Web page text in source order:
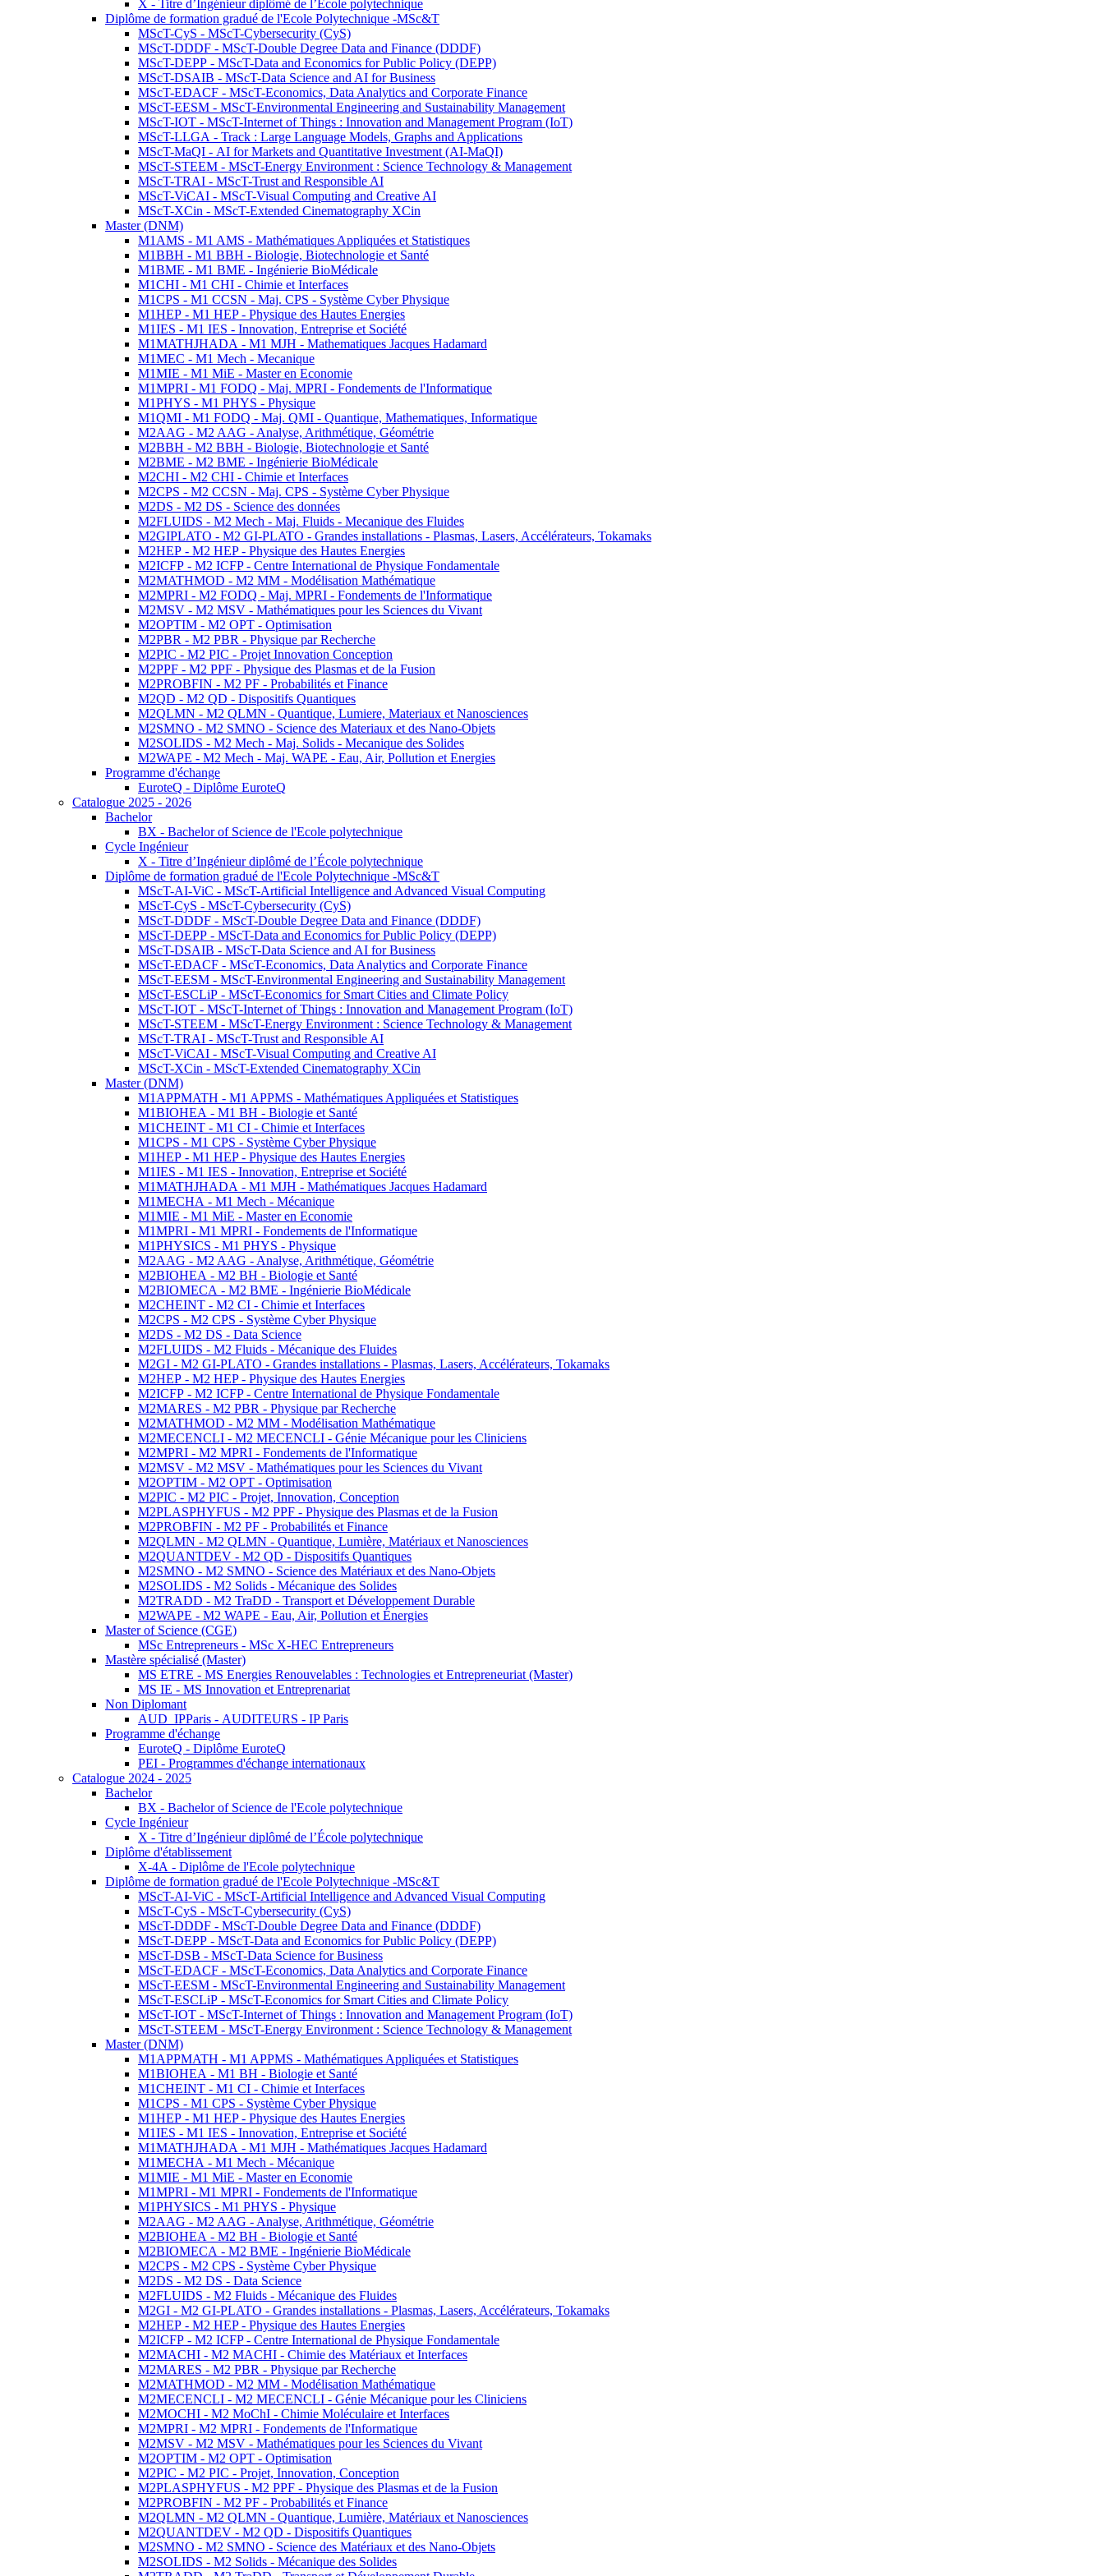
X - Titre d’Ingénieur diplômé de l’École polytechnique
Diplôme de formation gradué de l'Ecole Polytechnique -MSc&T
MScT-CyS - MScT-Cybersecurity (CyS)
MScT-DDDF - MScT-Double Degree Data and Finance (DDDF)
MScT-DEPP - MScT-Data and Economics for Public Policy (DEPP)
MScT-DSAIB - MScT-Data Science and AI for Business
MScT-EDACF - MScT-Economics, Data Analytics and Corporate Finance
MScT-EESM - MScT-Environmental Engineering and Sustainability Management
MScT-IOT - MScT-Internet of Things : Innovation and Management Program (IoT)
MScT-LLGA - Track : Large Language Models, Graphs and Applications
MScT-MaQI - AI for Markets and Quantitative Investment (AI-MaQI)
MScT-STEEM - MScT-Energy Environment : Science Technology & Management
MScT-TRAI - MScT-Trust and Responsible AI
MScT-ViCAI - MScT-Visual Computing and Creative AI
MScT-XCin - MScT-Extended Cinematography XCin
Master (DNM)
M1AMS - M1 AMS - Mathématiques Appliquées et Statistiques
M1BBH - M1 BBH - Biologie, Biotechnologie et Santé
M1BME - M1 BME - Ingénierie BioMédicale
M1CHI - M1 CHI - Chimie et Interfaces
M1CPS - M1 CCSN - Maj. CPS - Système Cyber Physique
M1HEP - M1 HEP - Physique des Hautes Energies
M1IES - M1 IES - Innovation, Entreprise et Société
M1MATHJHADA - M1 MJH - Mathematiques Jacques Hadamard
M1MEC - M1 Mech - Mecanique
M1MIE - M1 MiE - Master en Economie
M1MPRI - M1 FODQ - Maj. MPRI - Fondements de l'Informatique
M1PHYS - M1 PHYS - Physique
M1QMI - M1 FODQ - Maj. QMI - Quantique, Mathematiques, Informatique
M2AAG - M2 AAG - Analyse, Arithmétique, Géométrie
M2BBH - M2 BBH - Biologie, Biotechnologie et Santé
M2BME - M2 BME - Ingénierie BioMédicale
M2CHI - M2 CHI - Chimie et Interfaces
M2CPS - M2 CCSN - Maj. CPS - Système Cyber Physique
M2DS - M2 DS - Science des données
M2FLUIDS - M2 Mech - Maj. Fluids - Mecanique des Fluides
M2GIPLATO - M2 GI-PLATO - Grandes installations - Plasmas, Lasers, Accélérateurs, Tokamaks
M2HEP - M2 HEP - Physique des Hautes Energies
M2ICFP - M2 ICFP - Centre International de Physique Fondamentale
M2MATHMOD - M2 MM - Modélisation Mathématique
M2MPRI - M2 FODQ - Maj. MPRI - Fondements de l'Informatique
M2MSV - M2 MSV - Mathématiques pour les Sciences du Vivant
M2OPTIM - M2 OPT - Optimisation
M2PBR - M2 PBR - Physique par Recherche
M2PIC - M2 PIC - Projet Innovation Conception
M2PPF - M2 PPF - Physique des Plasmas et de la Fusion
M2PROBFIN - M2 PF - Probabilités et Finance
M2QD - M2 QD - Dispositifs Quantiques
M2QLMN - M2 QLMN - Quantique, Lumiere, Materiaux et Nanosciences
M2SMNO - M2 SMNO - Science des Materiaux et des Nano-Objets
M2SOLIDS - M2 Mech - Maj. Solids - Mecanique des Solides
M2WAPE - M2 Mech - Maj. WAPE - Eau, Air, Pollution et Energies
Programme d'échange
EuroteQ - Diplôme EuroteQ
Catalogue 2025 - 2026
Bachelor
BX - Bachelor of Science de l'Ecole polytechnique
Cycle Ingénieur
X - Titre d’Ingénieur diplômé de l’École polytechnique
Diplôme de formation gradué de l'Ecole Polytechnique -MSc&T
MScT-AI-ViC - MScT-Artificial Intelligence and Advanced Visual Computing
MScT-CyS - MScT-Cybersecurity (CyS)
MScT-DDDF - MScT-Double Degree Data and Finance (DDDF)
MScT-DEPP - MScT-Data and Economics for Public Policy (DEPP)
MScT-DSAIB - MScT-Data Science and AI for Business
MScT-EDACF - MScT-Economics, Data Analytics and Corporate Finance
MScT-EESM - MScT-Environmental Engineering and Sustainability Management
MScT-ESCLiP - MScT-Economics for Smart Cities and Climate Policy
MScT-IOT - MScT-Internet of Things : Innovation and Management Program (IoT)
MScT-STEEM - MScT-Energy Environment : Science Technology & Management
MScT-TRAI - MScT-Trust and Responsible AI
MScT-ViCAI - MScT-Visual Computing and Creative AI
MScT-XCin - MScT-Extended Cinematography XCin
Master (DNM)
M1APPMATH - M1 APPMS - Mathématiques Appliquées et Statistiques
M1BIOHEA - M1 BH - Biologie et Santé
M1CHEINT - M1 CI - Chimie et Interfaces
M1CPS - M1 CPS - Système Cyber Physique
M1HEP - M1 HEP - Physique des Hautes Energies
M1IES - M1 IES - Innovation, Entreprise et Société
M1MATHJHADA - M1 MJH - Mathématiques Jacques Hadamard
M1MECHA - M1 Mech - Mécanique
M1MIE - M1 MiE - Master en Economie
M1MPRI - M1 MPRI - Fondements de l'Informatique
M1PHYSICS - M1 PHYS - Physique
M2AAG - M2 AAG - Analyse, Arithmétique, Géométrie
M2BIOHEA - M2 BH - Biologie et Santé
M2BIOMECA - M2 BME - Ingénierie BioMédicale
M2CHEINT - M2 CI - Chimie et Interfaces
M2CPS - M2 CPS - Système Cyber Physique
M2DS - M2 DS - Data Science
M2FLUIDS - M2 Fluids - Mécanique des Fluides
M2GI - M2 GI-PLATO - Grandes installations - Plasmas, Lasers, Accélérateurs, Tokamaks
M2HEP - M2 HEP - Physique des Hautes Energies
M2ICFP - M2 ICFP - Centre International de Physique Fondamentale
M2MARES - M2 PBR - Physique par Recherche
M2MATHMOD - M2 MM - Modélisation Mathématique
M2MECENCLI - M2 MECENCLI - Génie Mécanique pour les Cliniciens
M2MPRI - M2 MPRI - Fondements de l'Informatique
M2MSV - M2 MSV - Mathématiques pour les Sciences du Vivant
M2OPTIM - M2 OPT - Optimisation
M2PIC - M2 PIC - Projet, Innovation, Conception
M2PLASPHYFUS - M2 PPF - Physique des Plasmas et de la Fusion
M2PROBFIN - M2 PF - Probabilités et Finance
M2QLMN - M2 QLMN - Quantique, Lumière, Matériaux et Nanosciences
M2QUANTDEV - M2 QD - Dispositifs Quantiques
M2SMNO - M2 SMNO - Science des Matériaux et des Nano-Objets
M2SOLIDS - M2 Solids - Mécanique des Solides
M2TRADD - M2 TraDD - Transport et Développement Durable
M2WAPE - M2 WAPE - Eau, Air, Pollution et Énergies
Master of Science (CGE)
MSc Entrepreneurs - MSc X-HEC Entrepreneurs
Mastère spécialisé (Master)
MS ETRE - MS Energies Renouvelables : Technologies et Entrepreneuriat (Master)
MS IE - MS Innovation et Entreprenariat
Non Diplomant
AUD_IPParis - AUDITEURS - IP Paris
Programme d'échange
EuroteQ - Diplôme EuroteQ
PEI - Programmes d'échange internationaux
Catalogue 2024 - 2025
Bachelor
BX - Bachelor of Science de l'Ecole polytechnique
Cycle Ingénieur
X - Titre d’Ingénieur diplômé de l’École polytechnique
Diplôme d'établissement
X-4A - Diplôme de l'Ecole polytechnique
Diplôme de formation gradué de l'Ecole Polytechnique -MSc&T
MScT-AI-ViC - MScT-Artificial Intelligence and Advanced Visual Computing
MScT-CyS - MScT-Cybersecurity (CyS)
MScT-DDDF - MScT-Double Degree Data and Finance (DDDF)
MScT-DEPP - MScT-Data and Economics for Public Policy (DEPP)
MScT-DSB - MScT-Data Science for Business
MScT-EDACF - MScT-Economics, Data Analytics and Corporate Finance
MScT-EESM - MScT-Environmental Engineering and Sustainability Management
MScT-ESCLiP - MScT-Economics for Smart Cities and Climate Policy
MScT-IOT - MScT-Internet of Things : Innovation and Management Program (IoT)
MScT-STEEM - MScT-Energy Environment : Science Technology & Management
Master (DNM)
M1APPMATH - M1 APPMS - Mathématiques Appliquées et Statistiques
M1BIOHEA - M1 BH - Biologie et Santé
M1CHEINT - M1 CI - Chimie et Interfaces
M1CPS - M1 CPS - Système Cyber Physique
M1HEP - M1 HEP - Physique des Hautes Energies
M1IES - M1 IES - Innovation, Entreprise et Société
M1MATHJHADA - M1 MJH - Mathématiques Jacques Hadamard
M1MECHA - M1 Mech - Mécanique
M1MIE - M1 MiE - Master en Economie
M1MPRI - M1 MPRI - Fondements de l'Informatique
M1PHYSICS - M1 PHYS - Physique
M2AAG - M2 AAG - Analyse, Arithmétique, Géométrie
M2BIOHEA - M2 BH - Biologie et Santé
M2BIOMECA - M2 BME - Ingénierie BioMédicale
M2CPS - M2 CPS - Système Cyber Physique
M2DS - M2 DS - Data Science
M2FLUIDS - M2 Fluids - Mécanique des Fluides
M2GI - M2 GI-PLATO - Grandes installations - Plasmas, Lasers, Accélérateurs, Tokamaks
M2HEP - M2 HEP - Physique des Hautes Energies
M2ICFP - M2 ICFP - Centre International de Physique Fondamentale
M2MACHI - M2 MACHI - Chimie des Matériaux et Interfaces
M2MARES - M2 PBR - Physique par Recherche
M2MATHMOD - M2 MM - Modélisation Mathématique
M2MECENCLI - M2 MECENCLI - Génie Mécanique pour les Cliniciens
M2MOCHI - M2 MoChI - Chimie Moléculaire et Interfaces
M2MPRI - M2 MPRI - Fondements de l'Informatique
M2MSV - M2 MSV - Mathématiques pour les Sciences du Vivant
M2OPTIM - M2 OPT - Optimisation
M2PIC - M2 PIC - Projet, Innovation, Conception
M2PLASPHYFUS - M2 PPF - Physique des Plasmas et de la Fusion
M2PROBFIN - M2 PF - Probabilités et Finance
M2QLMN - M2 QLMN - Quantique, Lumière, Matériaux et Nanosciences
M2QUANTDEV - M2 QD - Dispositifs Quantiques
M2SMNO - M2 SMNO - Science des Matériaux et des Nano-Objets
M2SOLIDS - M2 Solids - Mécanique des Solides